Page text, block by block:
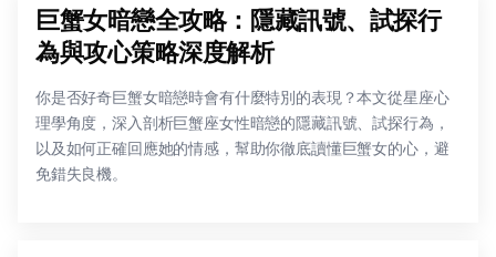
巨蟹女暗戀全攻略：隱藏訊號、試探行
為與攻心策略深度解析
你是否好奇巨蟹女暗戀時會有什麼特別的表現？本文從星座心
理學角度，深入剖析巨蟹座女性暗戀的隱藏訊號、試探行為，
以及如何正確回應她的情感，幫助你徹底讀懂巨蟹女的心，避
免錯失良機。